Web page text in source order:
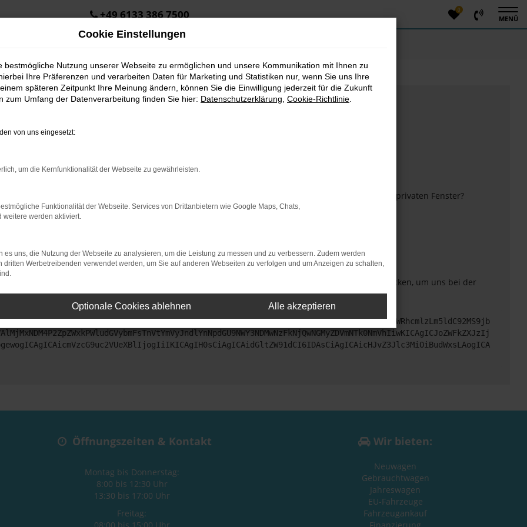
+49 6133 386 7500 0
MENÜ
bestimmter Seiten verhindern. Funktioniert die Seite in einem anderen Browser oder in einem privaten Fenster?
dem neuesten Stand sind.
kann auch dazu führen, dass bestimmte Funktionen nicht mehr unterstützt werden.
uns bitte. Wir werden versuchen, das Problem zu beheben. Du kannst uns diesen Text schicken, um uns bei der
Öffnungszeiten & Kontakt
Montag bis Donnerstag:
8:00 bis 12:30 Uhr
13:30 bis 17:00 Uhr
Freitag:
Wir bieten:
Neuwagen
Gebrauchtwagen
Jahreswagen
EU-Fahrzeuge
Fahrzeugankauf
Cookie Einstellungen
bestmögliche Nutzung unserer Webseite zu ermöglichen und unsere Kommunikation mit Ihnen zu
Ihre Präferenzen und verarbeiten Daten für Marketing und Statistiken nur, wenn Sie uns Ihre
späteren Zeitpunkt Ihre Meinung ändern, können Sie die Einwilligung jederzeit für die Zukunft
zum Umfang der Datenverarbeitung finden Sie hier: Datenschutzerklärung Cookie-Richtlinie
von uns eingesetzt:
um die Kernfunktionalität der Webseite zu gewährleisten.
Funktionalität der Webseite. Services von Drittanbietern wie Google Maps, Chats,
weitere werden aktiviert.
es uns, die Nutzung der Webseite zu analysieren, um die Leistung zu messen und zu verbessern. Zudem werden
dritten Werbetreibenden verwendet werden, um Sie auf anderen Webseiten zu verfolgen und um Anzeigen zu schalten,
Optionale Cookies ablehnen Alle akzeptieren